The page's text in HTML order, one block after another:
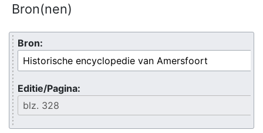
Bron(nen)
Bron:
Editie/Pagina: